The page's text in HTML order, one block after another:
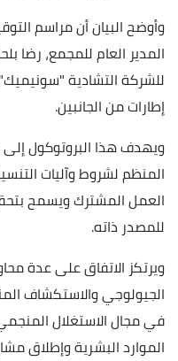
وأوضح البيان أن مراسم
المدير العام للمجمع، رضا
للشركة التشادية
إطارات من الجانبين.
ويهدف هذا البروتوكول إلى
المنظم لشروط وآليات
العمل المشترك ويسمح
للمصدر ذاته.
ويرتكز الاتفاق على عدة
الجيولوجي والاستكشاف
في مجال الاستغلال
الموارد البشرية وإطلاق